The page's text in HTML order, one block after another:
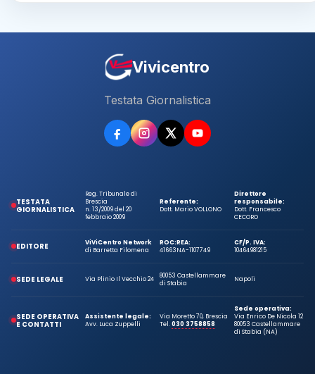
Vivicentro
Testata Giornalistica
TESTATA
GIORNALISTICA
Reg. Tribunale di
Brescia
n. 13/2009 del 20
febbraio 2009
Referente:
Dott. Mario VOLLONO
Direttore
responsabile:
Dott. Francesco
CECORO
EDITORE
ViViCentro Network
di Barretta Filomena
ROC:
41663
REA:
NA-1107749
CF/P. IVA:
10464981215
SEDE LEGALE Via Plinio Il Vecchio 24
80053 Castellammare
di Stabia
Napoli
SEDE OPERATIVA
E CONTATTI
Assistente legale:
Avv. Luca Zuppelli
Via Moretto 70, Brescia
Tel.030 3758858
Sede operativa:
Via Enrico De Nicola 12
80053 Castellammare
di Stabia (NA)